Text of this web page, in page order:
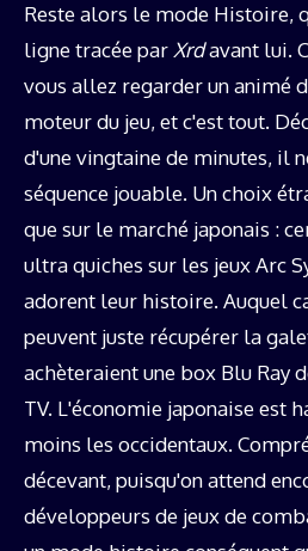
Reste alors le mode Histoire,
ligne tracée par Xrdavant lui.
vous allez regarder un animé
moteur du jeu, et c'est tout.
d'une vingtaine de minutes, il
séquence jouable. Un choix
que sur le marché japonais :
ultra quiches sur les jeux Arc
adorent leur histoire. Auquel
peuvent juste récupérer la
achèteraient une box Blu Ray
TV. L'économie japonaise est
moins les occidentaux.
décevant, puisqu'on attend
développeurs de jeux de